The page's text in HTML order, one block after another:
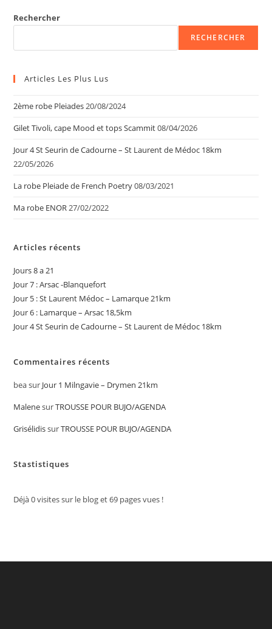
Rechercher
RECHERCHER
Articles Les Plus Lus
2ème robe Pleiades20/08/2024
Gilet Tivoli, cape Mood et tops Scammit08/04/2026
Jour 4 St Seurin de Cadourne – St Laurent de Médoc 18km
22/05/2026
La robe Pleiade de French Poetry08/03/2021
Ma robe ENOR27/02/2022
Articles récents
Jours 8 a 21
Jour 7 : Arsac -Blanquefort
Jour 5 : St Laurent Médoc – Lamarque 21km
Jour 6 : Lamarque – Arsac 18,5km
Jour 4 St Seurin de Cadourne – St Laurent de Médoc 18km
Commentaires récents
beasur Jour 1 Milngavie – Drymen 21km
MalenesurTROUSSE POUR BUJO/AGENDA
GrisélidissurTROUSSE POUR BUJO/AGENDA
Stastistiques
Déjà0visites sur le blog et69 pages vues !